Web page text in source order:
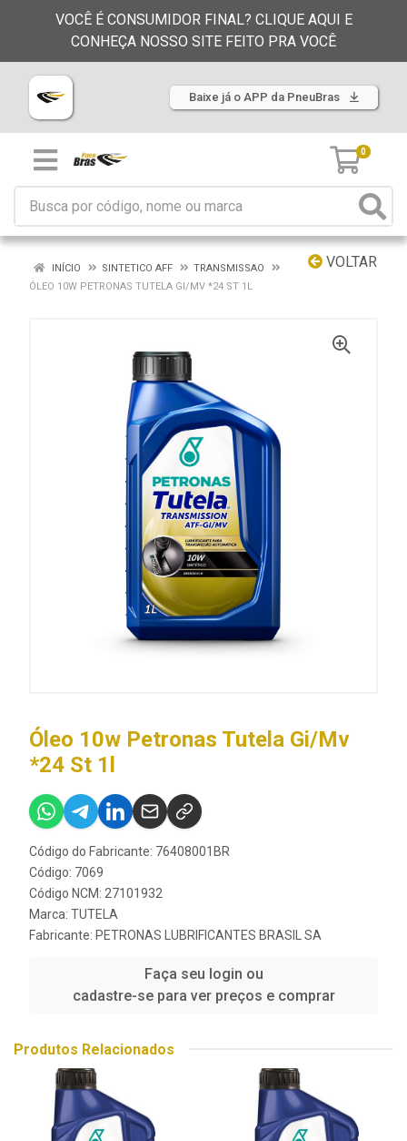
VOCÊ É CONSUMIDOR FINAL? CLIQUE AQUI E
CONHEÇA NOSSO SITE FEITO PRA VOCÊ
Baixe já o APP da PneuBras
0
VOLTAR
INÍCIO SINTETICO AFF
TRANSMISSAO
ÓLEO 10W PETRONAS TUTELA GI/MV *24 ST 1L
Óleo 10w Petronas Tutela Gi/Mv
*24 St 1l
Código do Fabricante: 76408001BR
Código: 7069
Código NCM: 27101932
Marca: TUTELA
Fabricante: PETRONAS LUBRIFICANTES BRASIL SA
Faça seu login ou
cadastre-se para ver preços e comprar
Produtos Relacionados